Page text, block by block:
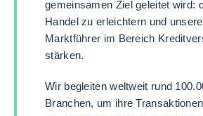
gemeinsamen Ziel geleitet wird:
Handel zu erleichtern und
Marktführer im Bereich
stärken.
Wir begleiten weltweit rund
Branchen, um ihre